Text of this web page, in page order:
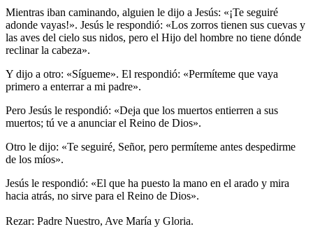
Mientras iban caminando, alguien le dijo a Jesús: «¡Te seguiré
adonde vayas!». Jesús le respondió: «Los zorros tienen sus cuevas y
las aves del cielo sus nidos, pero el Hijo del hombre no tiene dónde
reclinar la cabeza».
Y dijo a otro: «Sígueme». El respondió: «Permíteme que vaya
primero a enterrar a mi padre».
Pero Jesús le respondió: «Deja que los muertos entierren a sus
muertos; tú ve a anunciar el Reino de Dios».
Otro le dijo: «Te seguiré, Señor, pero permíteme antes despedirme
de los míos».
Jesús le respondió: «El que ha puesto la mano en el arado y mira
hacia atrás, no sirve para el Reino de Dios».
Rezar: Padre Nuestro, Ave María y Gloria.